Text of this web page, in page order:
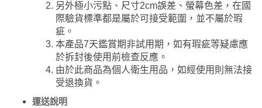
另外極小污點、尺寸2cm誤差、螢幕色差，在國
際驗貨標準都是屬於可接受範圍，並不屬於瑕
疵。
本產品7天鑑賞期非試用期，如有瑕疵等疑慮應
於拆封後使用前檢查反應。
由於此商品為個人衛生用品，如經使用則無法接
受退換貨。
運送說明